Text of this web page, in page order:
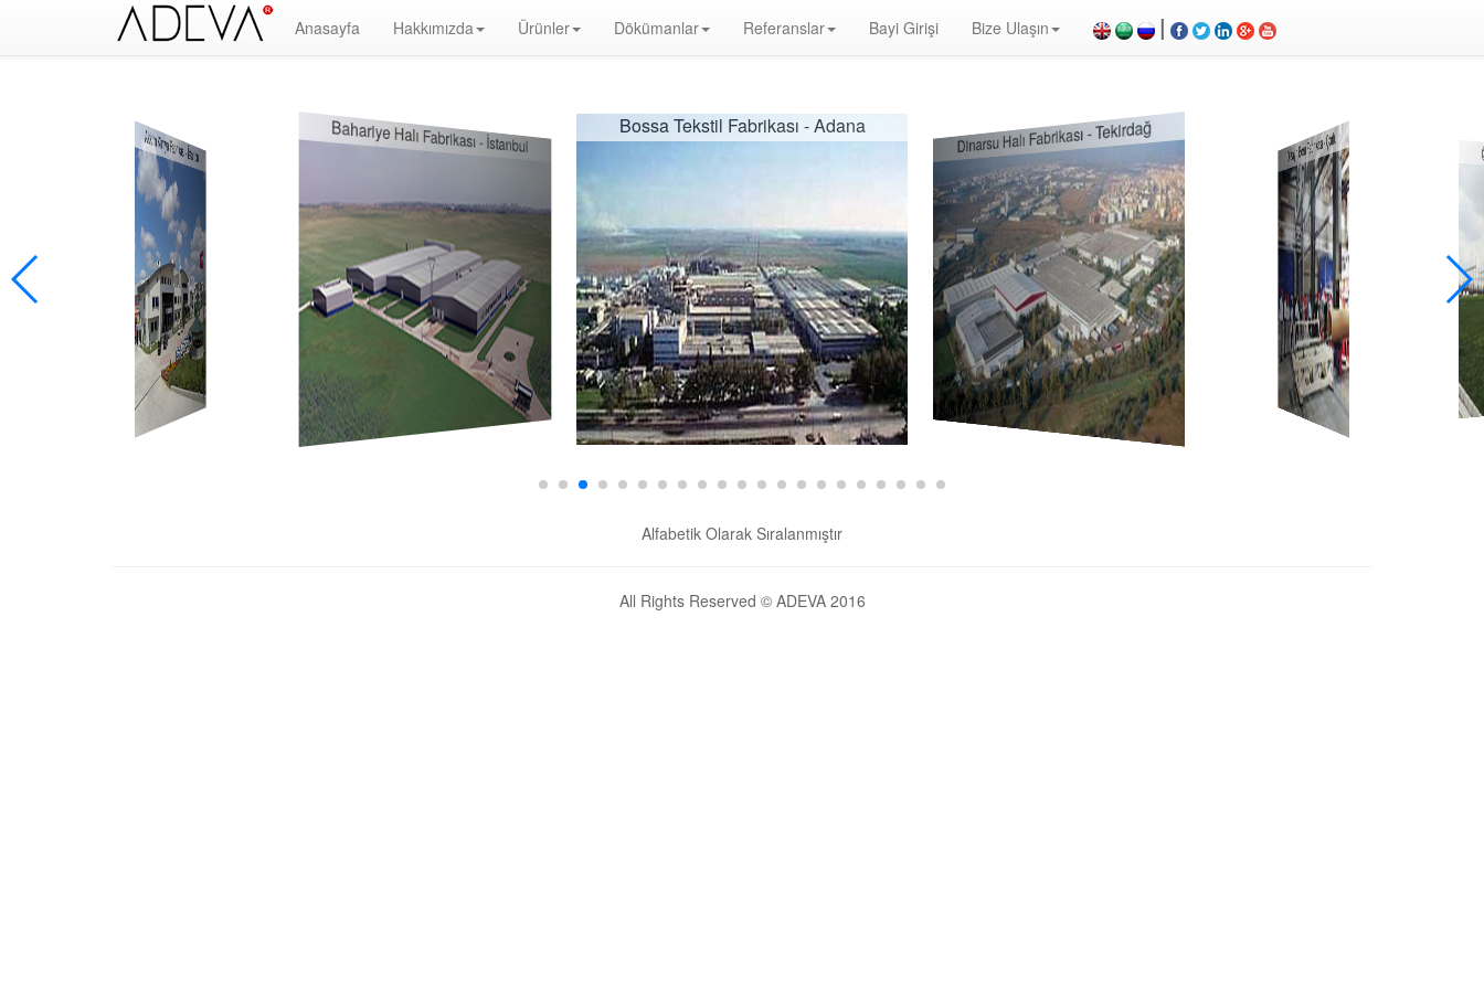
Anasayfa Hakkımızda Ürünler Dökümanlar Referanslar Bayi Girişi Bize Ulaşın |
Yangın Alarm Sistemleri, Yangın İhbar Sistemleri, Yangın Algılama Sistemleri, System Sensor Türkiye Distribütörü, Optik Duman Dedektörü, Gaz Dedektörü, Karbonmonoksit Dedektörü, Exproof Dedektör, Yangın Alarm Butonu, Yangın Alarm Paneli, Konvansiyonel Dedektör, Yangın Söndürücü, Yangın Projesi, Yangın Malzemesi, Yangın
Söndürme, Yangın Algılama Paneli, Yangın Kontol Paneli, Yangın Nedir, Yangın ve Güvenlik, Binaların Yangından Korunması Hakkında Yönetmelik, yangın alarm sistemleri fiyat, yangın alarm sistemleri bağlantı şeması, yangın alarm sistemleri nasıl çalışır, duman dedektörü, yangın alarm sistemleri fiyat listesi, yangın alarm sistemleri
Akkim Kimya Fabrikası - İstanbul Bahariye Halı Fabrikası - İstanbul Bossa Tekstil Fabrikası - Adana Dinarsu Halı Fabrikası - Tekirdağ Dizayn Boru Fabrikası - Çorlu
Alfabetik Olarak Sıralanmıştır
All Rights Reserved © ADEVA 2016